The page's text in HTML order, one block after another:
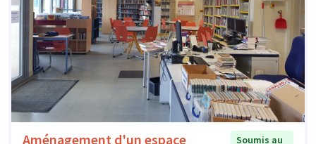
Aménagement d'un espace Soumis au